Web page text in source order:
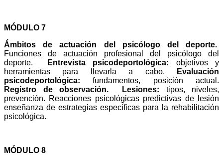
MÓDULO 7
Ámbitos de actuación del psicólogo del deporte.
Funciones de actuación profesional del psicólogo del
deporte.
Entrevista psicodeportológica: objetivos y
herramientas para llevarla a cabo.
Evaluación
psicodeportológica: fundamentos, posición actual.
Registro de observación.
Lesiones: tipos, niveles,
prevención. Reacciones psicológicas predictivas de lesión
enseñanza de estrategias específicas para la rehabilitación
psicológica.
MÓDULO 8